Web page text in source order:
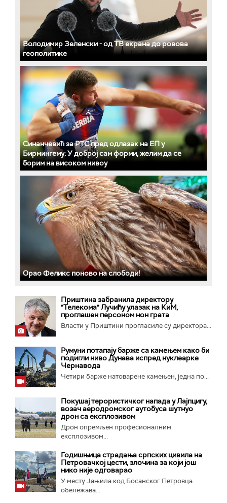
Володимир Зеленски - од ТВ екрана до ровова
геополитике
Синанчевић за РТС пред одлазак на ЕП у
Бирмингему: У доброј сам форми, желим да се
борим на високом нивоу
Орао Феликс поново на слободи!
Приштина забранила директору
"Телекома" Лучићу улазак на КиМ,
проглашен персоном нон грата
Власти у Приштини прогласиле су директора...
Румуни потапају барже са камењем како би
подигли ниво Дунава испред нуклеарке
Чернавода
Четири барже натоварене камењен, једна по...
Покушај терористичког напада у Лајпцигу,
возач аеродромског аутобуса шутнуо
дрон са експлозивом
Дрон опремљен професионалним
експлозивом...
Годишњица страдања српских цивила на
Петровачкој цести, злочина за који још
нико није одговарао
У месту Јањила код Босанског Петровца
обележава...